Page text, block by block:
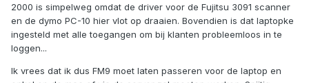
2000 is simpelweg omdat de driver voor de Fujitsu 3091 scanner
en de dymo PC-10 hier vlot op draaien. Bovendien is dat laptopke
ingesteld met alle toegangen om bij klanten probleemloos in te
loggen...
Ik vrees dat ik dus FM9 moet laten passeren voor de laptop en